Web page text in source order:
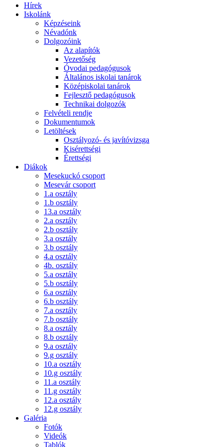
Hírek
Iskolánk
Képzéseink
Névadónk
Dolgozóink
Az alapítók
Vezetőség
Óvodai pedagógusok
Általános iskolai tanárok
Középiskolai tanárok
Fejlesztő pedagógusok
Technikai dolgozók
Felvételi rendje
Dokumentumok
Letöltések
Osztályozó- és javítóvizsga
Kisérettségi
Érettségi
Diákok
Mesekuckó csoport
Mesevár csoport
1.a osztály
1.b osztály
13.a osztály
2.a osztály
2.b osztály
3.a osztály
3.b osztály
4.a osztály
4b. osztály
5.a osztály
5.b osztály
6.a osztály
6.b osztály
7.a osztály
7.b osztály
8.a osztály
8.b osztály
9.a osztály
9.g osztály
10.a osztály
10.g osztály
11.a osztály
11.g osztály
12.a osztály
12.g osztály
Galéria
Fotók
Videók
Tablók